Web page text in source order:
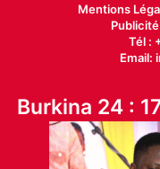
Mentions
Publicité
Tél :
Email:
Burkina 24 :